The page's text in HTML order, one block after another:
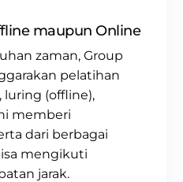
maupun Online
zaman, Group
pelatihan
luring (offline),
memberi
dari berbagai
mengikuti
jarak.